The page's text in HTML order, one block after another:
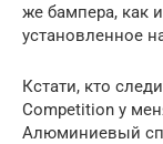
же бампера, как
установленное
Кстати, кто
Competition у
Алюминиевый